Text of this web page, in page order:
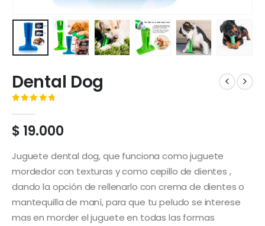
Dental Dog
$ 19.000
Juguete dental dog, que funciona como juguete
mordedor con texturas y como cepillo de dientes ,
dando la opción de rellenarlo con crema de dientes o
mantequilla de maní, para que tu peludo se interese
mas en morder el juguete en todas las formas